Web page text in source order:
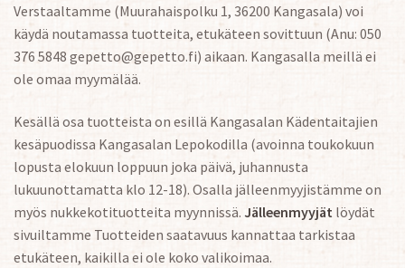
Verstaaltamme (Muurahaispolku 1, 36200 Kangasala) voi
käydä noutamassa tuotteita, etukäteen sovittuun (Anu: 050
376 5848 gepetto@gepetto.fi) aikaan. Kangasalla meillä ei
ole omaa myymälää.
Kesällä osa tuotteista on esillä Kangasalan Kädentaitajien
kesäpuodissa Kangasalan Lepokodilla (avoinna toukokuun
lopusta elokuun loppuun joka päivä, juhannusta
lukuunottamatta klo 12-18). Osalla jälleenmyyjistämme on
myös nukkekotituotteita myynnissä. Jälleenmyyjät löydät
sivuiltamme Tuotteiden saatavuus kannattaa tarkistaa
etukäteen, kaikilla ei ole koko valikoimaa.